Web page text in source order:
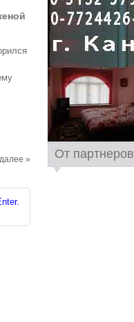
» От партнеров